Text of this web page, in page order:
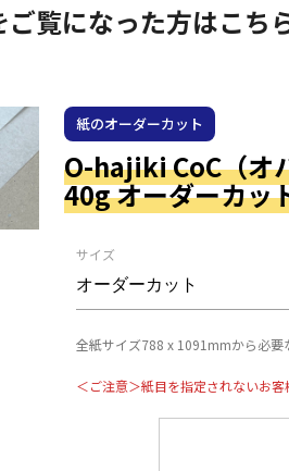
覧になった方はこち
紙のオーダーカット
O-hajiki CoC（オ
40g オーダーカッ
サイズ
全紙サイズ788 x 1091mmから必要
＜ご注意＞紙目を指定されないお